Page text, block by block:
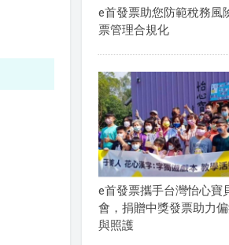
e首發票助您防範稅務風
票管理合規化
e首發票攜手台灣怡心寶
會，捐贈中獎發票助力
與照護